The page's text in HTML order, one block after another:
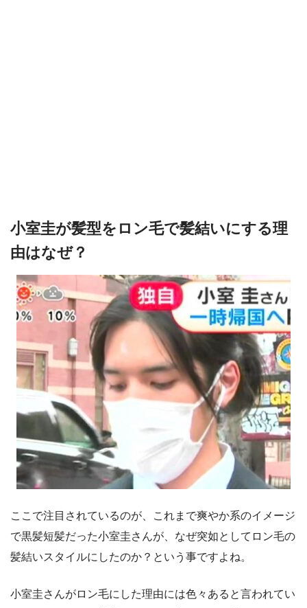
小室圭が髪型をロン毛で髪結いにする理
由はなぜ？
ここで注目されているのが、これまで爽やか系のイメージ
で黒髪短髪だった小室圭さんが、なぜ突如としてロン毛の
髪結いスタイルにしたのか？という事ですよね。
小室圭さんがロン毛にした理由には色々あると言われてい